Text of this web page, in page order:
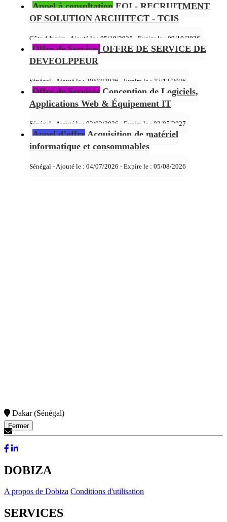
Appel à consultation EOI - RECRUITMENT
OF SOLUTION ARCHITECT - TCIS
Côte d Ivoire - Ajouté le : 05/10/2025 - Expire le : 09/10/2026
Offre de Services OFFRE DE SERVICE DE
DEVEOLPPEUR
Sénégal - Ajouté le : 29/03/2026 - Expire le : 27/12/2026
Offre de Services Conception de Logiciels,
Applications Web & Équipement IT
Sénégal - Ajouté le : 02/02/2026 - Expire le : 03/05/2027
Appel d’offre Acquisition de matériel
informatique et consommables
Sénégal - Ajouté le : 04/07/2026 - Expire le : 05/08/2026
Fermer
Dakar (Sénégal)
Contactez-Nous
DOBIZA
A propos de Dobiza Conditions d'utilisation
SERVICES